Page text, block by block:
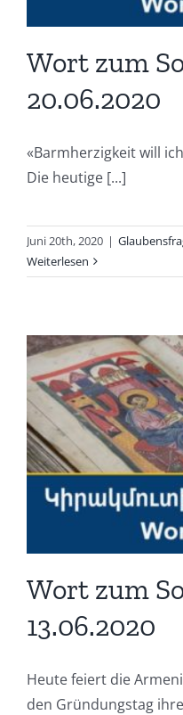
Wort zum
20.06.2020
«Barmherzigkeit will
Die heutige [...]
Juni 20th, 2020 |
Weiterlesen
Wort zum
13.06.2020
Heute feiert die
den Gründungstag